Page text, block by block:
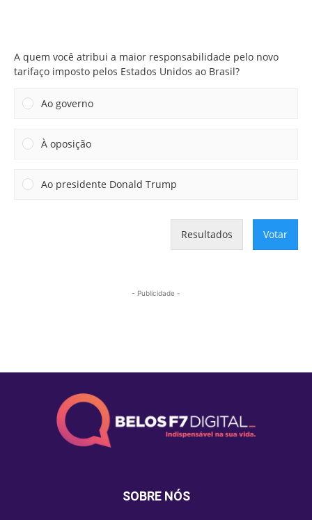
A quem você atribui a maior responsabilidade pelo novo
tarifaço imposto pelos Estados Unidos ao Brasil?
Ao governo
À oposição
Ao presidente Donald Trump
Resultados Votar
- Publicidade -
SOBRE NÓS